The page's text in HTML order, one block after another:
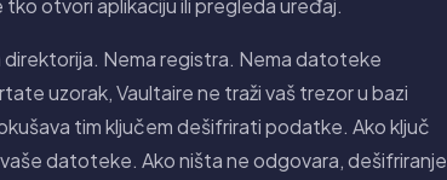
otvori aplikaciju ili pregleda uređaj.
Nema registra. Nema datoteke
uzorak, Vaultaire ne traži vaš trezor u bazi
tim ključem dešifrirati podatke. Ako ključ
datoteke. Ako ništa ne odgovara, dešifriranje